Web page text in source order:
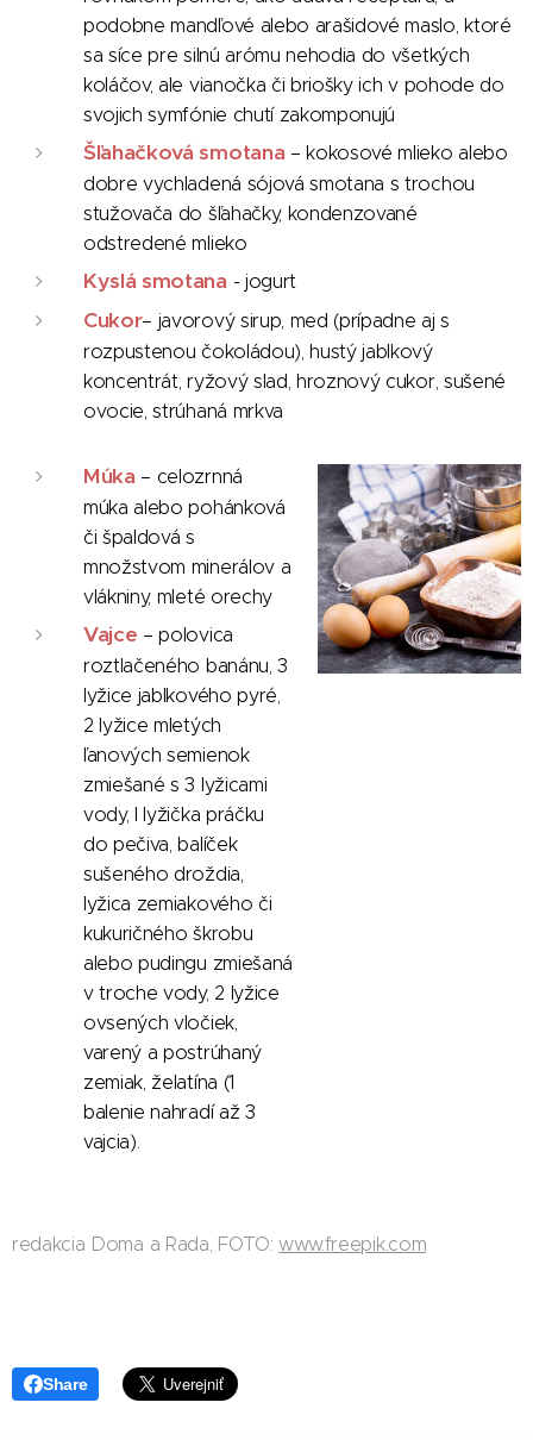
podobne mandľové alebo arašidové maslo, ktoré
sa síce pre silnú arómu nehodia do všetkých
koláčov, ale vianočka či briošky ich v pohode do
svojich symfónie chutí zakomponujú
Šľahačková smotana – kokosové mlieko alebo
dobre vychladená sójová smotana s trochou
stužovača do šľahačky, kondenzované
odstredené mlieko
Kyslá smotana - jogurt
Cukor– javorový sirup, med (prípadne aj s
rozpustenou čokoládou), hustý jablkový
koncentrát, ryžový slad, hroznový cukor, sušené
ovocie, strúhaná mrkva
Múka – celozrnná
múka alebo pohánková
či špaldová s
množstvom minerálov a
vlákniny, mleté orechy
Vajce – polovica
roztlačeného banánu, 3
lyžice jablkového pyré,
2 lyžice mletých
ľanových semienok
zmiešané s 3 lyžicami
vody, l lyžička práčku
do pečiva, balíček
sušeného droždia,
lyžica zemiakového či
kukuričného škrobu
alebo pudingu zmiešaná
v troche vody, 2 lyžice
ovsených vločiek,
varený a postrúhaný
zemiak, želatína (1
balenie nahradí až 3
vajcia).
redakcia Doma a Rada, FOTO:www.freepik.com
Share